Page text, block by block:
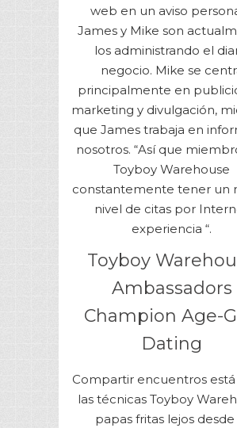
web en un aviso
James y Mike son
los administrando el
negocio. Mike se
principalmente en
marketing y divulgación,
que James trabaja en
nosotros. “Así que
Toyboy Warehouse
constantemente tener un
nivel de citas por
experiencia “.
Toyboy
Ambassadors
Champion Age-
Dating
Compartir encuentros
las técnicas Toyboy
papas fritas lejos desde